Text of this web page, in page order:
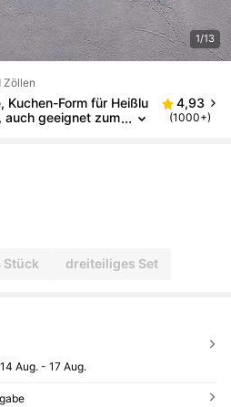
1/13
Zöllen
Kuchen-Form für Heißlu
auch geeignet zum
Weihnachten, Ernte
4,93
(1000+)
Stück dreiteiliges Set
14 Aug. - 17 Aug.